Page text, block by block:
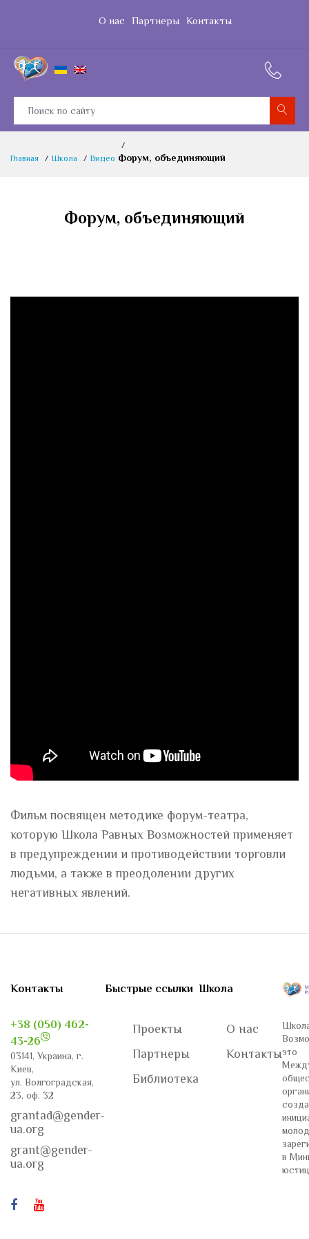
О нас Партнеры Контакты
Главная Школа Видео Форум, объединяющий
Форум, объединяющий
Фильм посвящен методике форум-театра,
которую Школа Равных Возможностей применяет
в предупреждении и противодействии торговли
людьми, а также в преодолении других
негативных явлений.
Контакты
+38 (050) 462-
43-26
03141, Украина, г.
Киев,
ул. Волгоградская,
23, оф. 32
grantad@gender-
ua.org
grant@gender-
ua.org
Быстрые ссылки
Проекты
Партнеры
Библиотека
Школа
О нас
Контактыэто
в